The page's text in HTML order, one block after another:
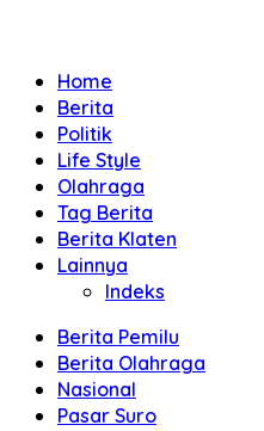
Home
Berita
Politik
Life Style
Olahraga
Tag Berita
Berita Klaten
Lainnya
Indeks
Berita Pemilu
Berita Olahraga
Nasional
Pasar Suro